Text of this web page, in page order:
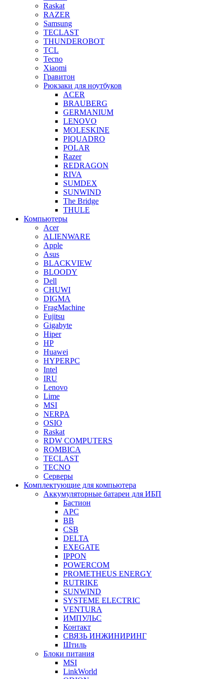
Raskat
RAZER
Samsung
TECLAST
THUNDEROBOT
TCL
Tecno
Xiaomi
Гравитон
Рюкзаки для ноутбуков
ACER
BRAUBERG
GERMANIUM
LENOVO
MOLESKINE
PIQUADRO
POLAR
Razer
REDRAGON
RIVA
SUMDEX
SUNWIND
The Bridge
THULE
Компьютеры
Acer
ALIENWARE
Apple
Asus
BLACKVIEW
BLOODY
Dell
CHUWI
DIGMA
FragMachine
Fujitsu
Gigabyte
Hiper
HP
Huawei
HYPERPC
Intel
IRU
Lenovo
Lime
MSI
NERPA
OSIO
Raskat
RDW COMPUTERS
ROMBICA
TECLAST
TECNO
Серверы
Комплектующие для компьютера
Аккумуляторные батареи для ИБП
Бастион
APC
BB
CSB
DELTA
EXEGATE
IPPON
POWERCOM
PROMETHEUS ENERGY
RUTRIKE
SUNWIND
SYSTEME ELECTRIC
VENTURA
ИМПУЛЬС
Контакт
СВЯЗЬ ИНЖИНИРИНГ
Штиль
Блоки питания
MSI
LinkWorld